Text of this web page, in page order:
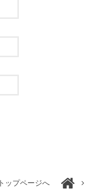
トップページへ